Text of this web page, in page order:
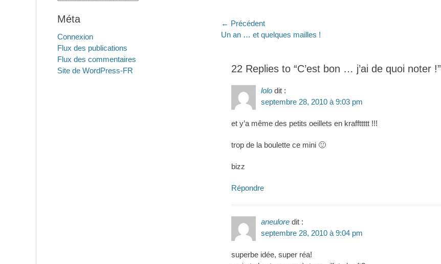
Navigation
de
← Précédent
Article
Un an … et quelques mailles !
22 Replies to “C’est bon … j’ai de quoi noter !”
lolo dit :
septembre 28, 2010 à 9:03 pm
et y’a même des petits oeillets en kraffttttt !!!
trop de la boulette ce mini 🙂
bizz
Répondre
aneulore dit :
septembre 28, 2010 à 9:04 pm
superbe idée, super réa!
Méta
Connexion
Flux des publications
Flux des commentaires
Site de WordPress-FR